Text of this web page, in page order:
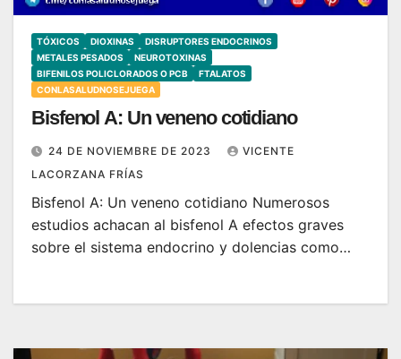
TÓXICOS DIOXINAS
DISRUPTORES ENDOCRINOS
METALES PESADOS
NEUROTOXINAS
BIFENILOS POLICLORADOS O PCB
FTALATOS
CONLASALUDNOSEJUEGA
Bisfenol A: Un veneno cotidiano
24 DE NOVIEMBRE DE 2023
VICENTE
LACORZANA FRÍAS
Bisfenol A: Un veneno cotidiano Numerosos
estudios achacan al bisfenol A efectos graves
sobre el sistema endocrino y dolencias como…